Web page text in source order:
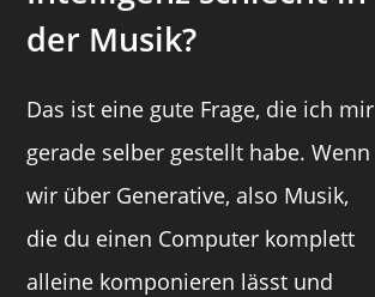
der Musik?
Das ist eine gute Frage, die ich mir
gerade selber gestellt habe. Wenn
wir über Generative, also Musik,
die du einen Computer komplett
alleine komponieren lässt und